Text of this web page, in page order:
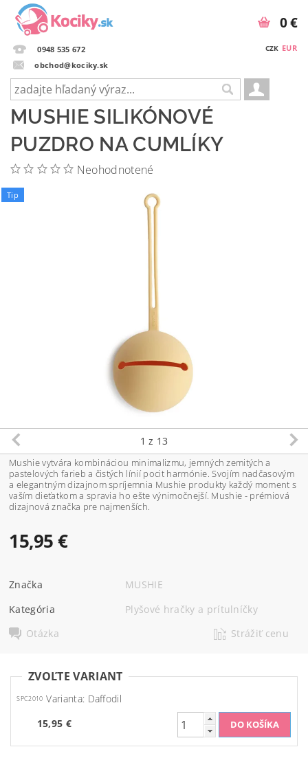
0948 535 672
obchod@kociky.sk
CZK EUR
0 €
MUSHIE SILIKÓNOVÉ
PUZDRO NA CUMLÍKY
Neohodnotené
Tip
1 z 13
Mushie vytvára kombináciou minimalizmu, jemných zemitých a
pastelových farieb a čistých línií pocit harmónie. Svojím nadčasovým
a elegantným dizajnom spríjemnia Mushie produkty každý moment s
vaším dieťatkom a spravia ho ešte výnimočnejší. Mushie - prémiová
dizajnová značka pre najmenších.
15,95 €
Značka
MUSHIE
Kategória
Plyšové hračky a prítulníčky
Otázka
Strážiť cenu
ZVOĽTE VARIANT
SPC2010 Varianta: Daffodil
15,95 €